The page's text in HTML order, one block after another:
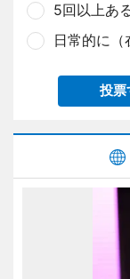
5回以上あ
日常的に（
投票